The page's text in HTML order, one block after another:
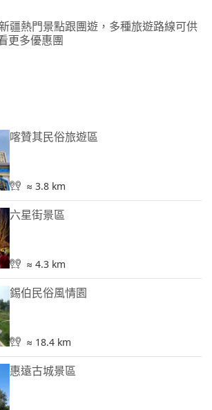
疆熱門景點跟團遊，多種旅遊路線可供
更多優惠團
喀贊其民俗旅遊區
≈ 3.8 km
六星街景區
≈ 4.3 km
錫伯民俗風情園
≈ 18.4 km
惠遠古城景區